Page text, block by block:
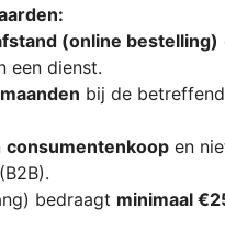
(online bestelling)
een dienst.
bij de
consumentenkoopen
bedraagt minimaal